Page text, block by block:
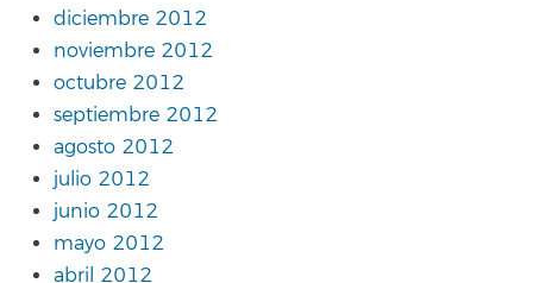
diciembre 2012
noviembre 2012
octubre 2012
septiembre 2012
agosto 2012
julio 2012
junio 2012
mayo 2012
abril 2012